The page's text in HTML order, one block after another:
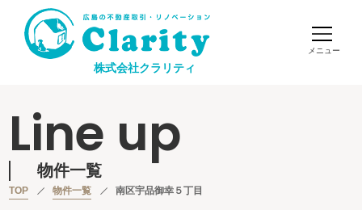
株式会社クラリティ
Line up
物件一覧
TOP 物件一覧 南区宇品御幸５丁目